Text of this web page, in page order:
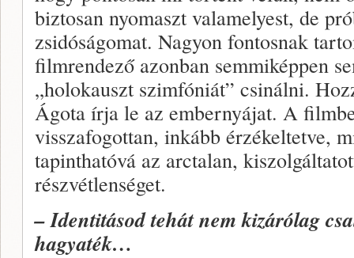
biztosan nyomaszt valamelyest, de
zsidóságomat. Nagyon fontosnak
filmrendező azonban semmiképpen
„holokauszt szimfóniát” csinálni.
Ágota írja le az embernyájat. A
visszafogottan, inkább érzékeltetve,
tapinthatóvá az arctalan,
részvétlenséget.
– Identitásod tehát nem kizárólag
hagyaték…